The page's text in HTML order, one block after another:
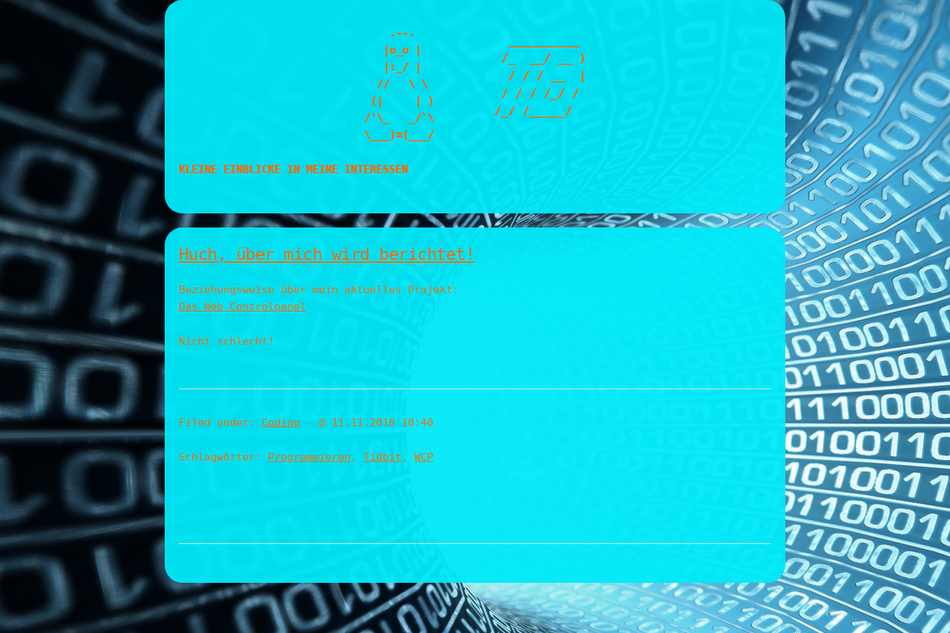
    .--.
   |o_o |
   |:_/ |
  //   \ \
(|     | )
/'\_   _/`\
\___)=(___/
/_  __/ __ )
  / / / __  |
/ / / /_/ /
/_/ /_____/
KLEINE EINBLICKE IN MEINE INTERESSEN
Huch, über mich wird berichtet!
Beziehungsweise über mein aktuelles Projekt:
Das Web Controlpanel
Nicht schlecht!
Filed under: Coding - @ 11.11.2010 10:40
Schlagwörter: Programmieren , Tidbit , WCP